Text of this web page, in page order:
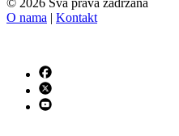
© 2026 Sva prava zadržana
O nama | Kontakt